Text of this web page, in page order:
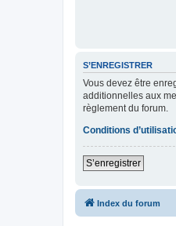
S’ENREGISTRER
Vous devez être
additionnelles aux
règlement du forum.
Conditions
S’enregistrer
Index du forum